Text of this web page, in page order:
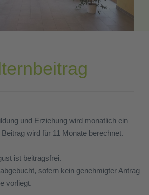
und Erziehung wird monatlich ein
wird für 11 Monate berechnet.
ist beitragsfrei.
sofern kein genehmigter Antrag
vorliegt.